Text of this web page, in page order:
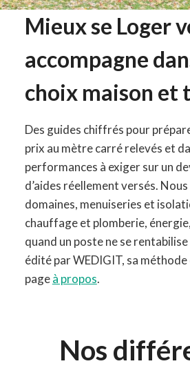
Mieux se Loger
accompagne
choix maison et
Des guides chiffrés pour
prix au mètre carré relevés et
performances à exiger sur un
d’aides réellement versés.
domaines, menuiseries et
chauffage et plomberie,
quand un poste ne se
édité par WEDIGIT, sa
pageà propos.
Nos